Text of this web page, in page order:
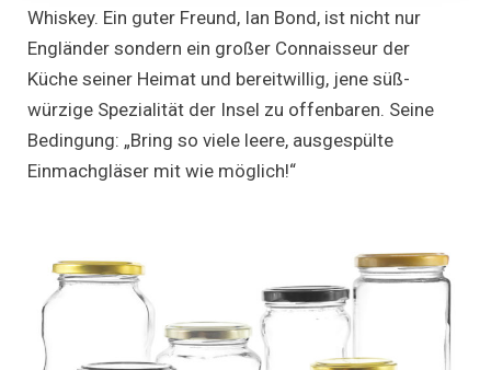
Whiskey. Ein guter Freund, Ian Bond, ist nicht nur
Engländer sondern ein großer Connaisseur der
Küche seiner Heimat und bereitwillig, jene süß-
würzige Spezialität der Insel zu offenbaren. Seine
Bedingung: „Bring so viele leere, ausgespülte
Einmachgläser mit wie möglich!“